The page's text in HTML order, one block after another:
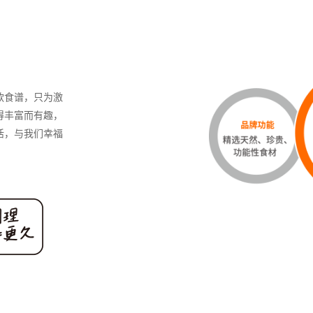
食谱，只为激
富而有趣，
，与我们幸福